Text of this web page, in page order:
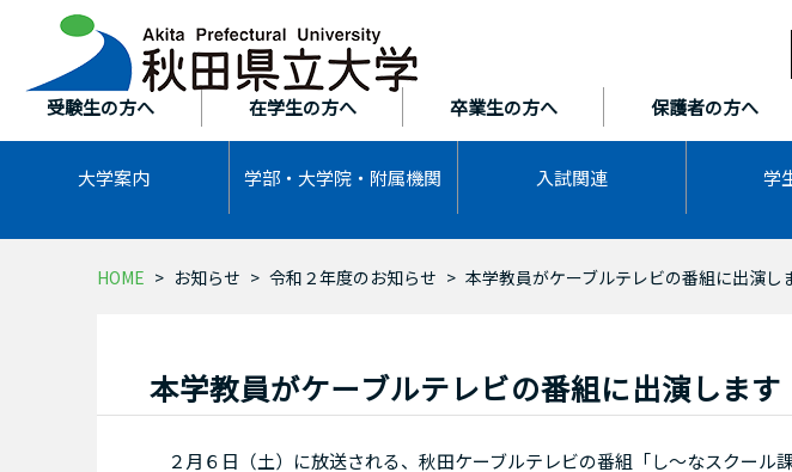
受験生の方へ 在学生の方へ 卒業生の方へ 保護者の方へ
大学案内 学部・大学院・ 附属機関 入試関連 学
HOME お知らせ 令和２年度のお知らせ 本学教員がケーブルテレビの番組に出演し
本学教員がケーブルテレビの番組に出演します
２月６日（土）に放送される、秋田ケーブルテレビの番組「し～なスクール